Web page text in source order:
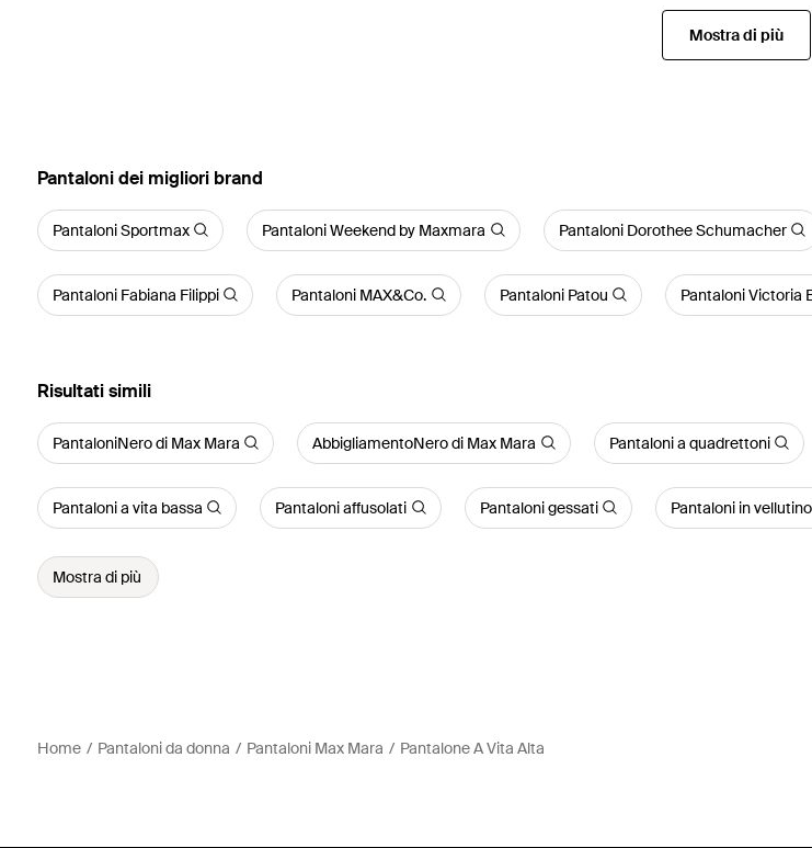
Mostra di più
‪Pantaloni‬ dei migliori brand
Pantaloni Sportmax Pantaloni Weekend by Maxmara Pantaloni Dorothee Schumacher
Pantaloni Fabiana Filippi Pantaloni MAX&Co. Pantaloni Patou Pantaloni Victoria
Risultati simili
PantaloniNero di Max Mara AbbigliamentoNero di Max Mara Pantaloni a quadrettoni
Pantaloni a vita bassa Pantaloni affusolati Pantaloni gessati Pantaloni in vellutino
Mostra di più
Home Pantaloni da donna Pantaloni Max Mara Pantalone A Vita Alta